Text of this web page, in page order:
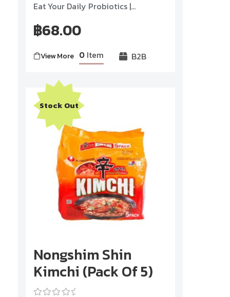
Eat Your Daily Probiotics |...
฿68.00
View More 0 Item B2B
Stock Out
Nongshim Shin
Kimchi (Pack Of 5)